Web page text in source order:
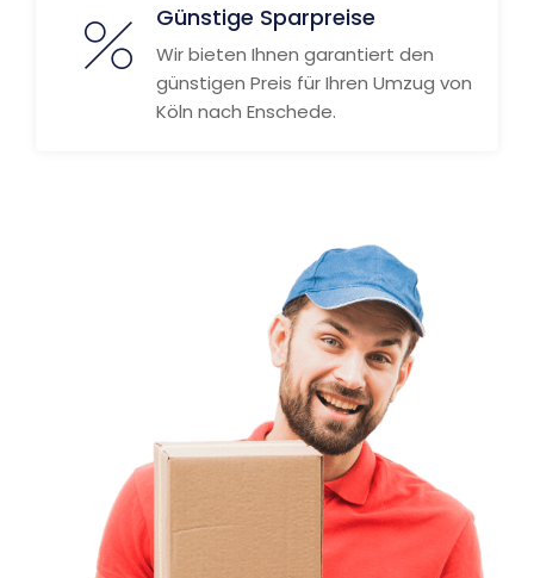
Günstige Sparpreise
Wir bieten Ihnen garantiert den
günstigen Preis für Ihren Umzug von
Köln nach Enschede.